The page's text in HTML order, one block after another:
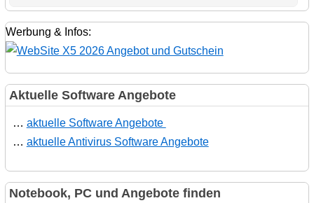
Werbung & Infos:
Aktuelle Software Angebote
… aktuelle Software Angebote
… aktuelle Antivirus Software Angebote
Notebook, PC und Angebote finden